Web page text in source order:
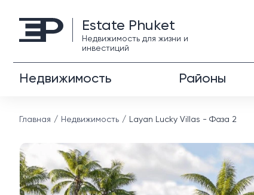
Estate Phuket
Недвижимость для жизни и
инвестиций
Недвижимость Районы
Главная Недвижимость Layan Lucky Villas - Фаза 2